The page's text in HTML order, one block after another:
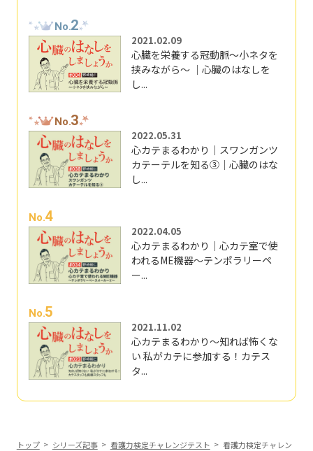
No.2
2021.02.09
心臓を栄養する冠動脈～小ネタを
挟みながら～ ｜心臓のはなしを
し...
No.3
2022.05.31
心カテまるわかり｜スワンガンツ
カテーテルを知る③｜心臓のはな
し...
No.4
2022.04.05
心カテまるわかり｜心カテ室で使
われるME機器～テンポラリーペ
ー...
No.5
2021.11.02
心カテまるわかり～知れば怖くな
い 私がカテに参加する！カテス
タ...
トップ シリーズ記事 看護力検定チャレンジテスト
看護力検定チャレン